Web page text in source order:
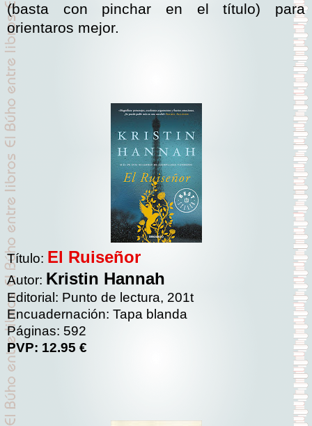
(basta con pinchar en el título) para
orientaros mejor.
Título: El Ruiseñor
Autor: Kristin Hannah
Editorial: Punto de lectura, 201t
Encuadernación: Tapa blanda
Páginas: 592
PVP: 12.95 €